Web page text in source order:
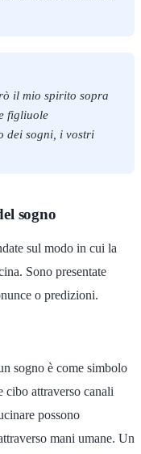
il mio spirito sopra
figliuole
dei sogni, i vostri
sogno
sul modo in cui la
Sono presentate
o predizioni.
sogno è come simbolo
attraverso canali
possono
mani umane. Un